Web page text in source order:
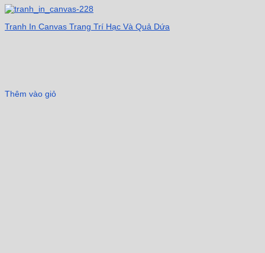
Tranh In Canvas Trang Trí Hạc Và Quả Dứa
Thêm vào giỏ